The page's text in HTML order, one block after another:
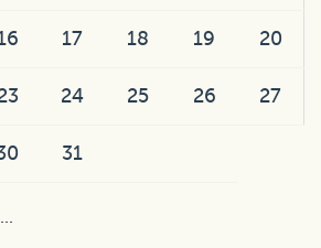
17 18 19 20
24 25 26 27
31